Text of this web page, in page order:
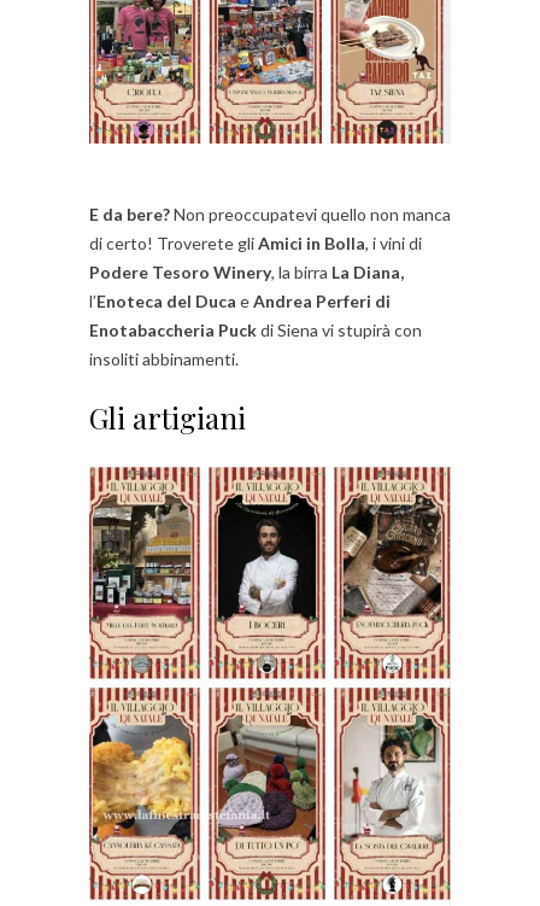
E da bere?Non preoccupatevi quello non manca
di certo! Troverete gliAmici in Bolla, i vini di
Podere Tesoro Winery, la birra La Diana,
l’Enoteca del Duca eAndrea Perferi di
Enotabaccheria Puckdi Siena vi stupirà con
insoliti abbinamenti.
Gli artigiani